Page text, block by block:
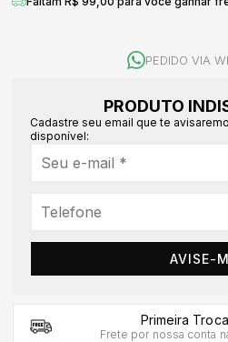
PEDIDO VIA
PRODUTO
Cadastre seu email que te
disponível:
AVISE-
Primeira
Frete por nossa conta